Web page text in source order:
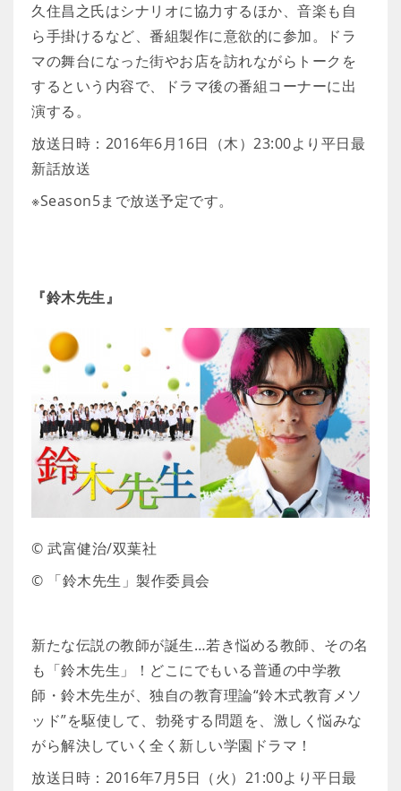
久住昌之氏はシナリオに協力するほか、音楽も自
ら手掛けるなど、番組製作に意欲的に参加。ドラ
マの舞台になった街やお店を訪れながらトークを
するという内容で、ドラマ後の番組コーナーに出
演する。
放送日時：2016年6月16日（木）23:00より平日最
新話放送
※Season5まで放送予定です。
『鈴木先生』
© 武富健治/双葉社
© 「鈴木先生」製作委員会
新たな伝説の教師が誕生…若き悩める教師、その名
も「鈴木先生」！どこにでもいる普通の中学教
師・鈴木先生が、独自の教育理論“鈴木式教育メソ
ッド”を駆使して、勃発する問題を、激しく悩みな
がら解決していく全く新しい学園ドラマ！
放送日時：2016年7月5日（火）21:00より平日最